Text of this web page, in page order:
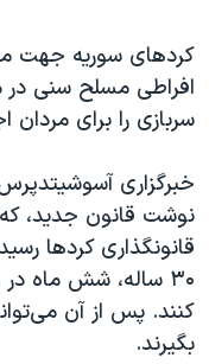
آرشیو پخش زنده
مجموعه مستندهای
تریبونال مردمی آبان ۹۸
چهل سال گروگان‌گیری
قانون شفافیت دارائی
اعتراضات مردمی آبان ۹۸
اسرائیل در جنگ
نرگس محمدی برنده
کردهای سوریه جهت
افراطی مسلح سنی
سربازی را برای مردان
خبرگزاری
نوشت قانون جدید،
۳۰ ساله، شش ماه
کنند. پس از آن
بگیرند.